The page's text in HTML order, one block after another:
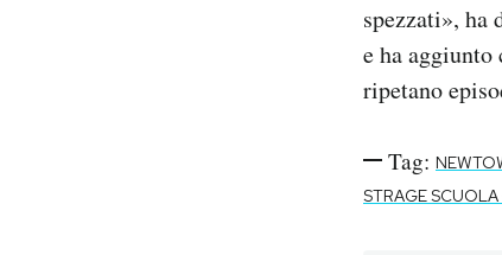
spezzati», ha
e ha
ripetano
Tag:
STRAGE